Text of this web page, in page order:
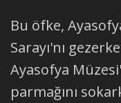
Bu öfke,
Sarayı'nı
Ayasofya
parmağını